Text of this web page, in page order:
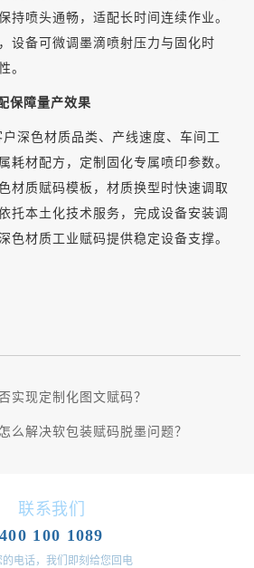
持喷头通畅，适配长时间连续作业。
设备可微调墨滴喷射压力与固化时
。
保障量产效果
户深色材质品类、产线速度、车间工
耗材配方，定制固化专属喷印参数。
材质赋码模板，材质换型时快速调取
托本土化技术服务，完成设备安装调
色材质工业赋码提供稳定设备支撑。
实现定制化图文赋码？
么解决软包装赋码脱墨问题？
联系我们
400 100 1089
的电话，我们即刻给您回电